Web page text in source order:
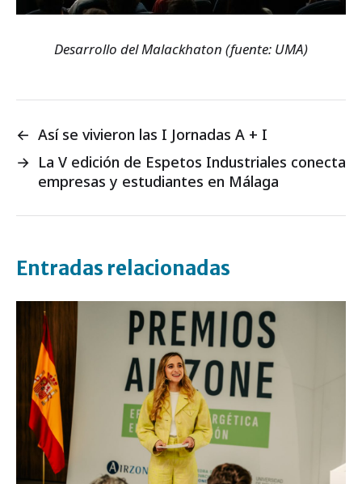
Desarrollo del Malackhaton (fuente: UMA)
← Así se vivieron las I Jornadas A + I
→ La V edición de Espetos Industriales conecta
empresas y estudiantes en Málaga
Entradas relacionadas